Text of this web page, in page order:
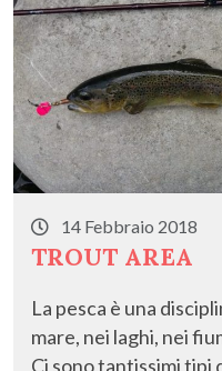
14 Febbraio 2018
TROUT AREA
La pesca è una
mare, nei laghi, nei
Ci sono tantissimi tipi